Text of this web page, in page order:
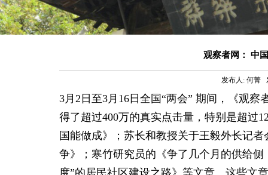
观察者网： 中
发布人: 何菁
3月2日至3月16日全国“两会” 期间，《观
得了超过400万的真实点击量，特别是超过
国能做成》；苏长和教授关于王毅外长记
争》；寒竹研究员的《争了几个月的供给
度”的居民社区建设之路》等文章。这些文